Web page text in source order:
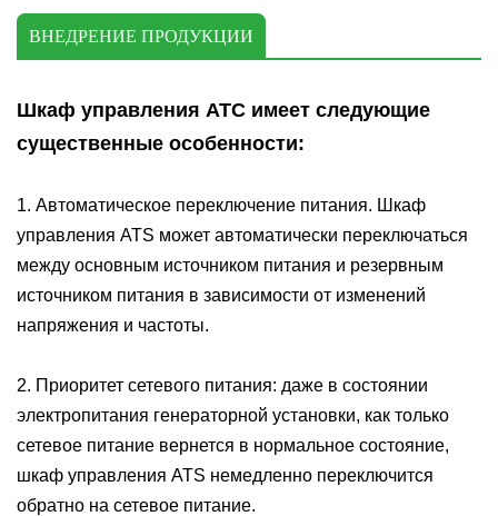
ВНЕДРЕНИЕ ПРОДУКЦИИ
Шкаф управления АТС имеет следующие
существенные особенности:
1. Автоматическое переключение питания. Шкаф
управления ATS может автоматически переключаться
между основным источником питания и резервным
источником питания в зависимости от изменений
напряжения и частоты.
2. Приоритет сетевого питания: даже в состоянии
электропитания генераторной установки, как только
сетевое питание вернется в нормальное состояние,
шкаф управления ATS немедленно переключится
обратно на сетевое питание.